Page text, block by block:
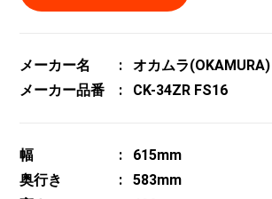
メーカー名
オカムラ(OKAMURA)
メーカー品番
CK-34ZR FS16
幅
615mm
奥行き
583mm